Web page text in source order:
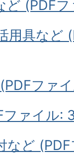
ど (PDF
用具など
ファ
ファイル:
など